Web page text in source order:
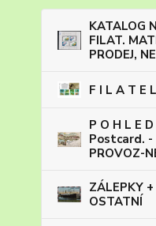
KATALOG
FILAT.
PRODEJ,
F I L A T E
P O H L E
Postcard. -
PROVOZ-
ZÁLEPKY
OSTATNÍ